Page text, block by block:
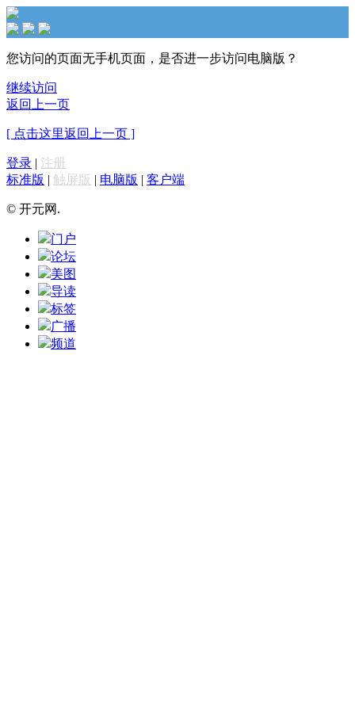
您访问的页面无手机页面，是否进一步访问电脑版？
继续访问
返回上一页
[ 点击这里返回上一页 ]
登录 | 注册
标准版 | 触屏版 | 电脑版 | 客户端
© 开元网.
门户
论坛
美图
导读
标签
广播
频道